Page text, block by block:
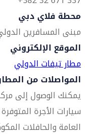
محطة فلاي دبي
مبنى المسافرين
الموقع الإلكتروني
مطار تيفات الدولي
المواصلات من
يمكنك الوصول إلى
سيارات الأجرة
العامة والحافلات